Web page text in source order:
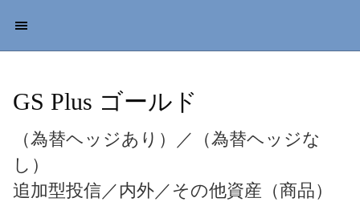
GS Plus ゴールド
（為替ヘッジあり）／（為替ヘッジな
し）
追加型投信／内外／その他資産（商品）